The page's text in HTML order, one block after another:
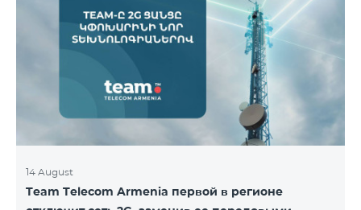
скидкой на 1–12 месяцев COSMO 4 9900
Региональный 9900 драм/мес 7425 драм/мес С
подробным описанием включённых услуг COSMO
14 August
Team Telecom Armenia первой в регионе